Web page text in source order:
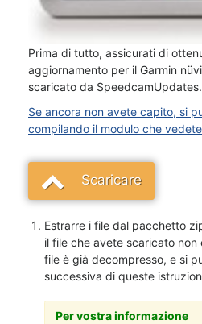
Prima di tutto, assicurati di
aggiornamento per il Garmin
scaricato da
Se ancora non avete capito, si
compilando il modulo che
Scaricare
Estrarre i file dal pacchetto
il file che avete scaricato non
file è già decompresso, e si
successiva di queste
Per vostra informazione